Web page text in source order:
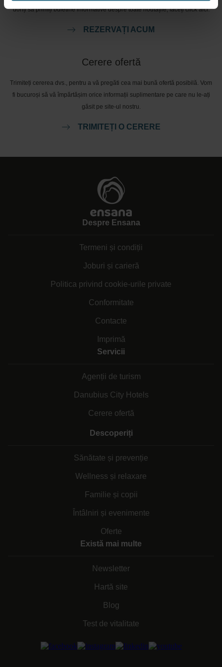
doriți să primiți buletine informative despre toate noutățile, faceți click aici.
REZERVAȚI ACUM
Cerere ofertă
Trimiteți cererea dvs., pentru a vă pregăti cea mai bună ofertă posibilă. Vom
fi bucuroși să vă împărtășim orice informații suplimentare pe care nu le-ați
găsit pe site-ul nostru.
TRIMITEȚI O CERERE
Despre Ensana
Termeni și condiții
Joburi și carieră
Politica privind cookie-urile private
Conformitate
Contacte
Imprimă
Servicii
Agenții de turism
Danubius City Hotels
Cerere ofertă
Descoperiți
Sănătate și prevenție
Wellness și relaxare
Familie și copii
Întâlniri și evenimente
Oferte
Există mai multe
Newsletter
Hartă site
Blog
Test de vitalitate